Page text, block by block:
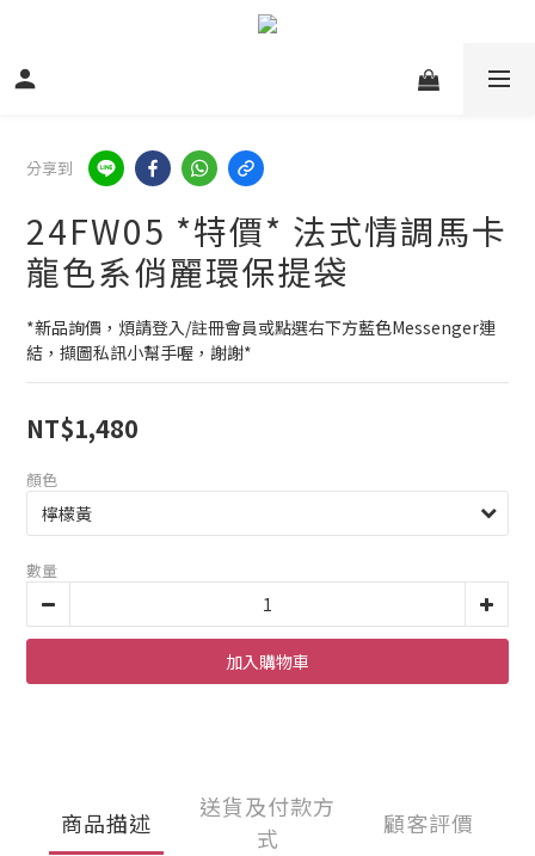
分享到
24FW05 *特價* 法式情調馬卡
龍色系俏麗環保提袋
*新品詢價，煩請登入/註冊會員或點選右下方藍色Messenger連
結，擷圖私訊小幫手喔，謝謝*
NT$1,480
顏色
數量
加入購物車
商品描述
送貨及付款方
式
顧客評價